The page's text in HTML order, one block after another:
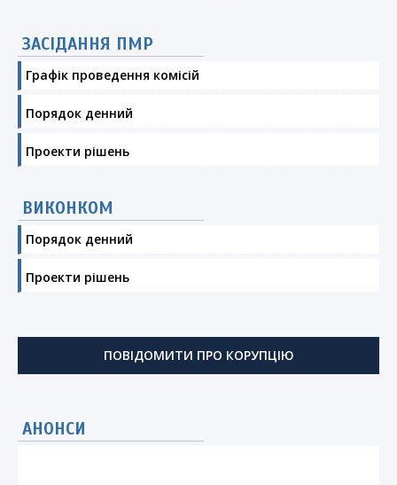
ЗАСІДАННЯ ПМР
Графік проведення комісій
Порядок денний
Проекти рішень
ВИКОНКОМ
Порядок денний
Проекти рішень
ПОВІДОМИТИ ПРО КОРУПЦІЮ
АНОНСИ